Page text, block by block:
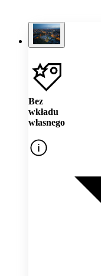
Bez
wkładu
własnego